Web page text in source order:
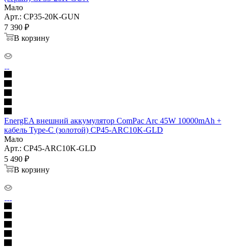
Мало
Арт.: CP35-20K-GUN
7 390 ₽
В корзину
EnergEA внешний аккумулятор ComPac Arc 45W 10000mAh +
кабель Type-C (золотой) CP45-ARC10K-GLD
Мало
Арт.: CP45-ARC10K-GLD
5 490 ₽
В корзину